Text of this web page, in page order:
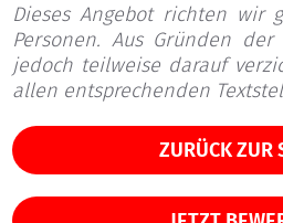
Dieses Angebot richten wir
Personen. Aus Gründen
jedoch teilweise darauf
allen entsprechenden
ZURÜCK ZUR